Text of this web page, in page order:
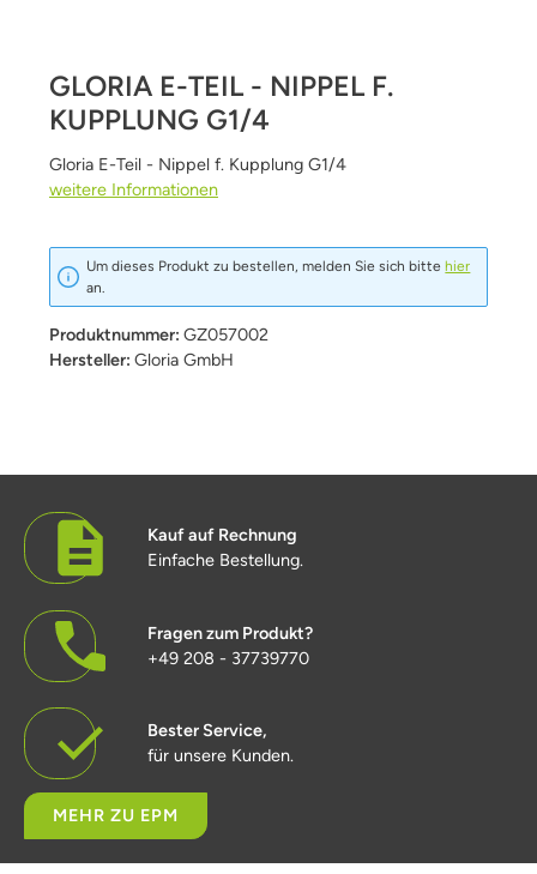
GLORIA E-TEIL - NIPPEL F.
KUPPLUNG G1/4
Gloria E-Teil - Nippel f. Kupplung G1/4
weitere Informationen
Um dieses Produkt zu bestellen, melden Sie sich bitte hier
an.
Produktnummer: GZ057002
Hersteller: Gloria GmbH
Kauf auf Rechnung
Einfache Bestellung.
Fragen zum Produkt?
+49 208 - 37739770
Bester Service,
für unsere Kunden.
MEHR ZU EPM